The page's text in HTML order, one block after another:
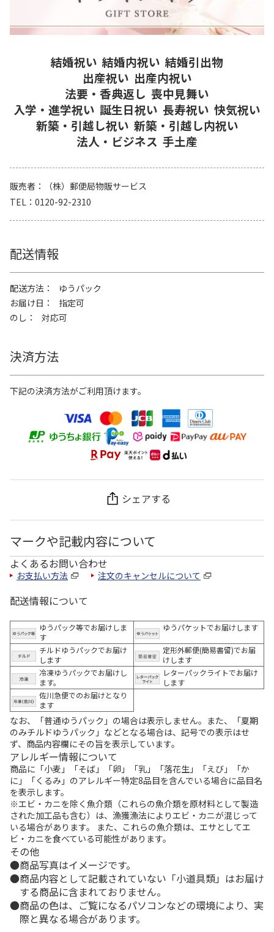
結婚祝い 結婚内祝い 結婚引出物
出産祝い 出産内祝い
法要・香典返し 喪中見舞い
入学・進学祝い 誕生日祝い 長寿祝い 快気祝い
新築・引越し祝い 新築・引越し内祝い
法人・ビジネス 手土産
販売者
（株）郵便局物販サービス
TEL
0120-92-2310
配送情報
配送方法
ゆうパック
お届け日
指定可
のし
対応可
決済方法
下記の決済方法がご利用頂けます。
シェアする
マークや記載内容について
よくあるお問い合わせ
お支払い方法 注文のキャンセルについて
配送情報について
ゆうパック等でお届けしま
す
ゆうパケットでお届けします
チルドゆうパックでお届け
します
定形外郵便(簡易書留)でお届
けします
冷凍ゆうパックでお届けし
ます。
レターパックライトでお届け
します
佐川急便でのお届けとなり
ます
なお、「普通ゆうパック」の場合は表示しません。また、「夏期
のみチルドゆうパック」などとなる場合は、記号での表示はせ
ず、商品内容欄にその旨を表示しています。
アレルギー情報について
商品に「小麦」「そば」「卵」「乳」「落花生」「えび」「か
に」「くるみ」のアレルギー特定8品目を含んでいる場合に品目名
を表示します。
※エビ・カニを除く魚介類（これらの魚介類を原材料として製造
された加工品も含む）は、漁獲漁法によりエビ・カニが混じって
いる場合があります。 また、これらの魚介類は、エサとしてエ
ビ・カニを食べている可能性があります。
その他
商品写真はイメージです。
商品内容として記載されていない「小道具類」はお届け
する商品に含まれておりません。
商品の色は、ご覧になるパソコンなどの環境により、実
際と異なる場合があります。